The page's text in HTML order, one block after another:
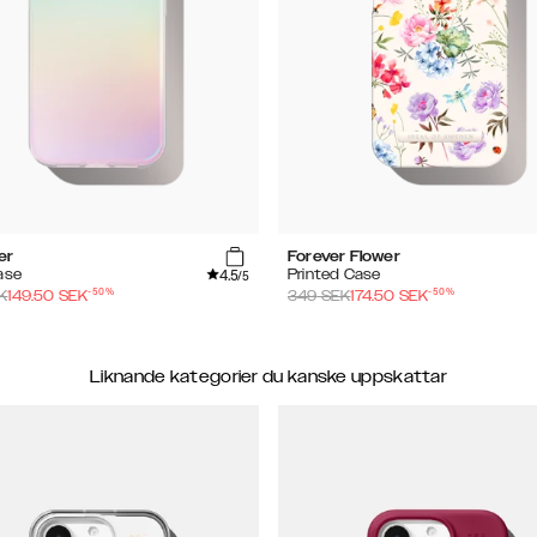
4.5/5
149.50 SEK-50%
Forever Flower
Printed Case
349SEK174.50 SEK-50%
Liknande kategorier du kanske uppskattar